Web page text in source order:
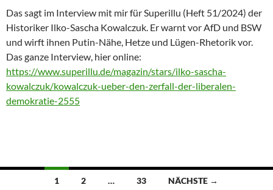
Das sagt im Interview mit mir für Superillu (Heft 51/2024) der
Historiker Ilko-Sascha Kowalczuk. Er warnt vor AfD und BSW
und wirft ihnen Putin-Nähe, Hetze und Lügen-Rhetorik vor.
Das ganze Interview, hier online:
https://www.superillu.de/magazin/stars/ilko-sascha-
kowalczuk/kowalczuk-ueber-den-zerfall-der-liberalen-
demokratie-2555
Beitragsnavigation
1 2 … 33 NÄCHSTE →